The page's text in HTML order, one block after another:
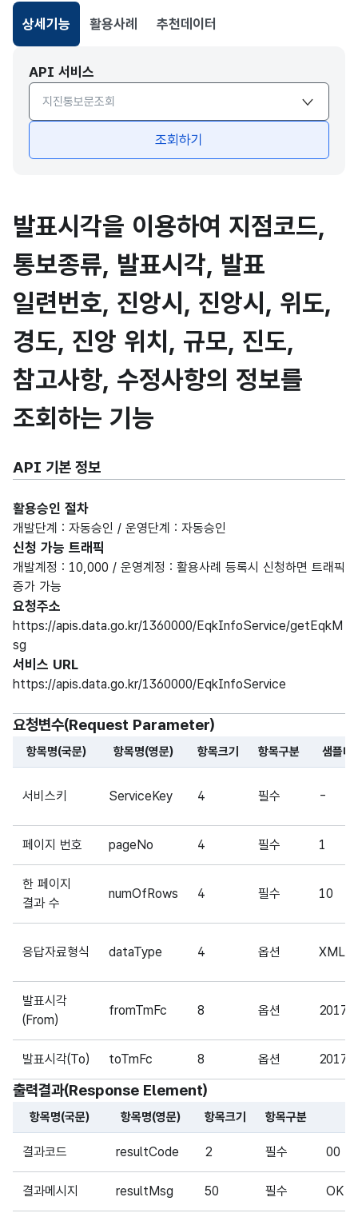
상세기능
선택됨
활용사례 추천데이터
API 서비스
API서비스 종류 선택
조회하기
발표시각을 이용하여 지점코드,
통보종류, 발표시각, 발표
일련번호, 진앙시, 진앙시, 위도,
경도, 진앙 위치, 규모, 진도,
참고사항, 수정사항의 정보를
조회하는 기능
API 기본 정보
활용승인 절차
개발단계 : 자동승인 / 운영단계 : 자동승인
신청 가능 트래픽
개발계정 : 10,000 / 운영계정 : 활용사례 등록시 신청하면 트래픽
증가 가능
요청주소
https://apis.data.go.kr/1360000/EqkInfoService/getEqkM
sg
서비스 URL
https://apis.data.go.kr/1360000/EqkInfoService
요청변수(Request Parameter)
항목명(국문) 항목명(영문) 항목크기 항목구분 샘플데
서비스키 ServiceKey 4 필수 -
페이지 번호 pageNo 4 필수 1
한 페이지
결과 수
numOfRows 4 필수 10
응답자료형식 dataType 4 옵션 XML
발표시각
(From)
fromTmFc 8 옵션
발표시각(To) toTmFc 8 옵션
출력결과(Response Element)
해당 오픈API의 출력결과(Response Element) 항목에 대한
항목명(국문) 항목명(영문) 항목크기 항목구분
결과코드 resultCode 2 필수 00
결과메시지 resultMsg 50 필수 OK